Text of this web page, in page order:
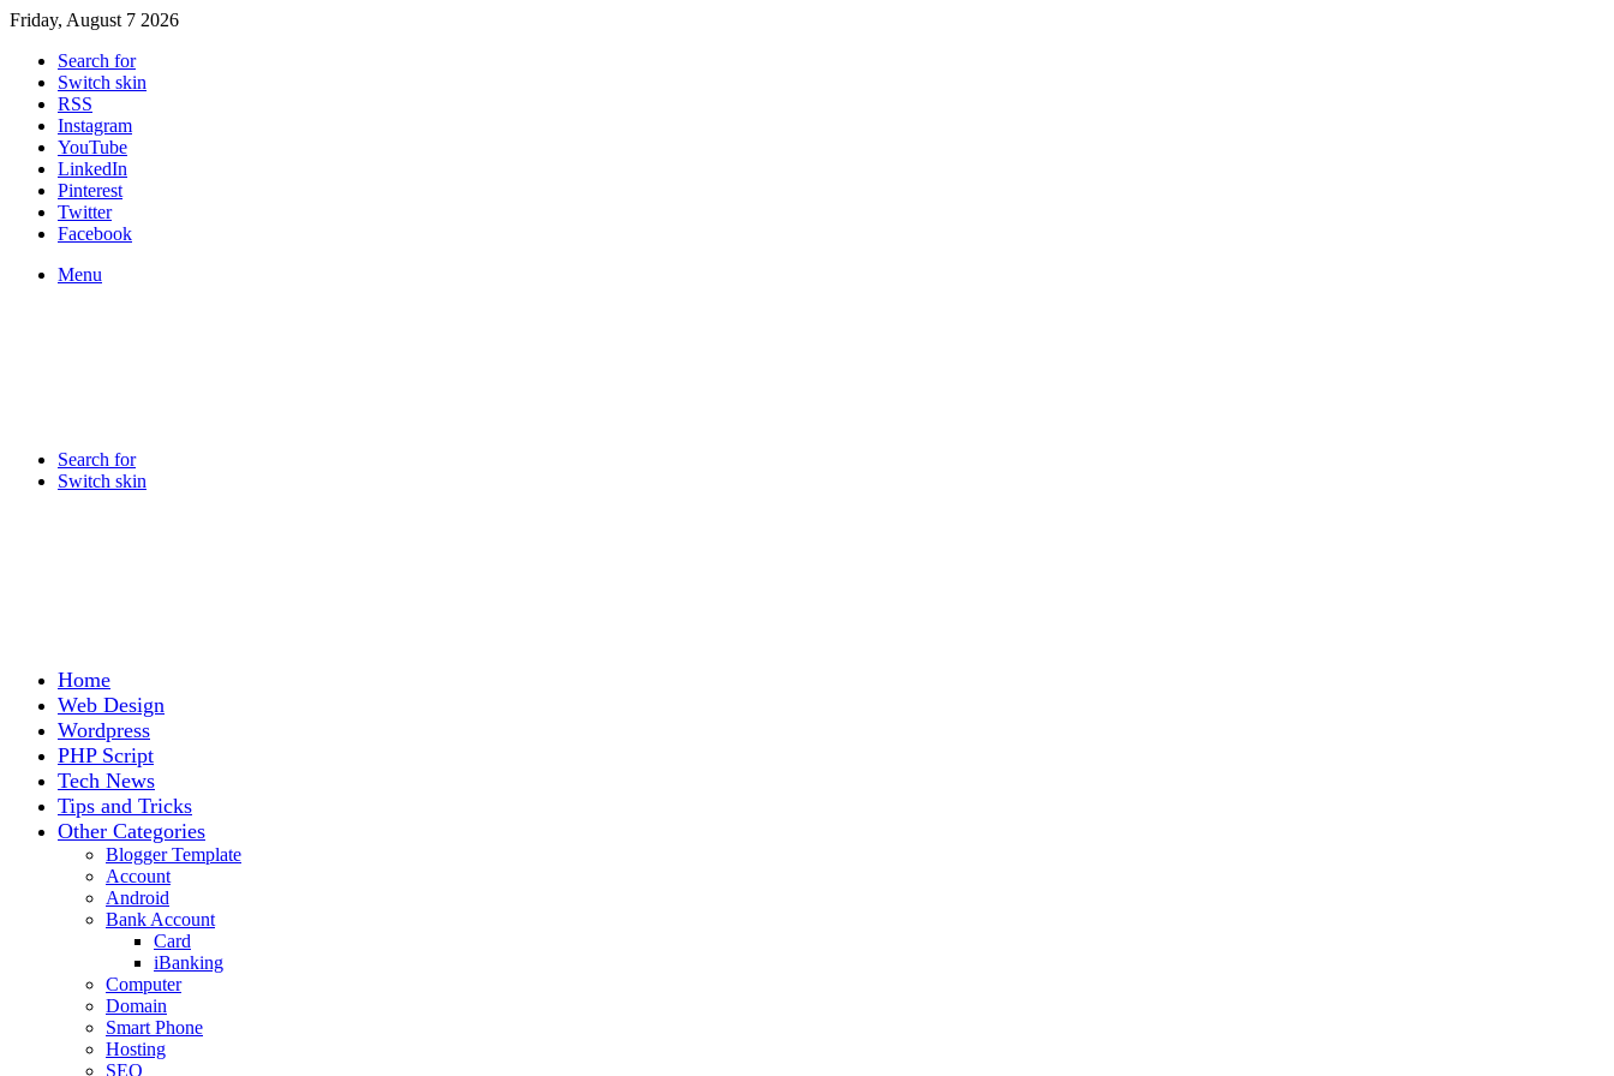
Friday, August 7 2026
Search for
Switch skin
RSS
Instagram
YouTube
LinkedIn
Pinterest
Twitter
Facebook
Menu
Search for
Switch skin
Home
Web Design
Wordpress
PHP Script
Tech News
Tips and Tricks
Other Categories
Blogger Template
Account
Android
Bank Account
Card
iBanking
Computer
Domain
Smart Phone
Hosting
SEO